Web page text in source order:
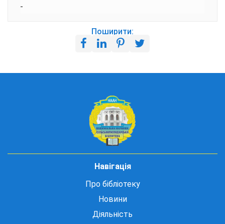
Поширити:
Навігація
Про бібліотеку
Новини
Діяльність